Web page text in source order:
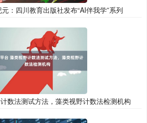
：四川教育出版社发布“AI伴我学”系列
数法测试方法，藻类视野计数法检测机构